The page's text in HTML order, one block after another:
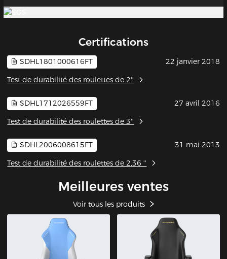
Certifications
SDHL1801000616FT
Test de durabilité des roulettes de 2''
22 janvier 2018
SDHL1712026559FT
Test de durabilité des roulettes de 3''
27 avril 2016
SDHL2006008615FT
Test de durabilité des roulettes de 2,36 ''
31 mai 2013
Meilleures ventes
Voir tous les produits